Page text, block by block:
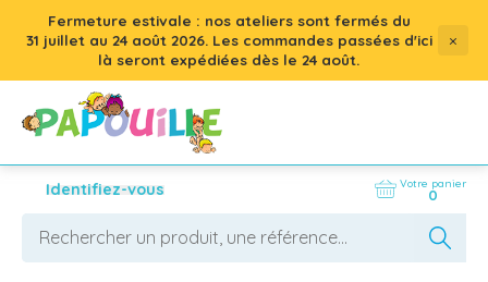
Fermeture estivale : nos ateliers sont fermés du
31 juillet au 24 août 2026. Les commandes passées d'ici
là seront expédiées dès le 24 août.
×
Identifiez-vous Votre panier
0